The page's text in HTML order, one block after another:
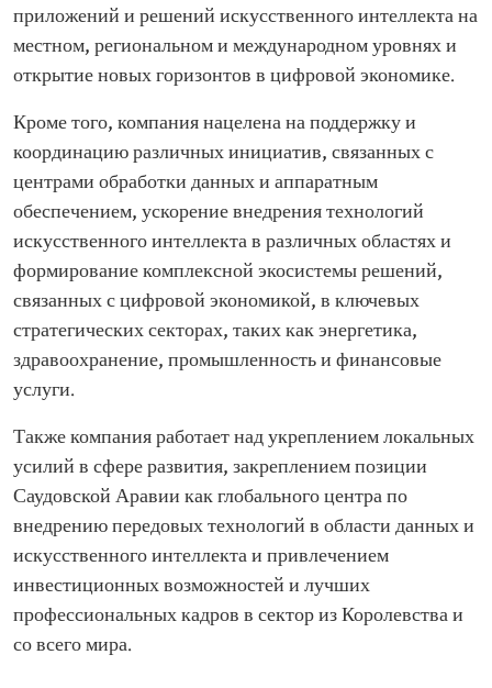
приложений и решений искусственного интеллекта на
местном, региональном и международном уровнях и
открытие новых горизонтов в цифровой экономике.
Кроме того, компания нацелена на поддержку и
координацию различных инициатив, связанных с
центрами обработки данных и аппаратным
обеспечением, ускорение внедрения технологий
искусственного интеллекта в различных областях и
формирование комплексной экосистемы решений,
связанных с цифровой экономикой, в ключевых
стратегических секторах, таких как энергетика,
здравоохранение, промышленность и финансовые
услуги.
Также компания работает над укреплением локальных
усилий в сфере развития, закреплением позиции
Саудовской Аравии как глобального центра по
внедрению передовых технологий в области данных и
искусственного интеллекта и привлечением
инвестиционных возможностей и лучших
профессиональных кадров в сектор из Королевства и
со всего мира.